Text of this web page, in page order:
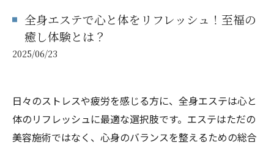
全身エステで心と体をリフレッシュ！至福の
癒し体験とは？
2025/06/23
日々のストレスや疲労を感じる方に、全身エステは心と
体のリフレッシュに最適な選択肢です。エステはただの
美容施術ではなく、心身のバランスを整えるための総合